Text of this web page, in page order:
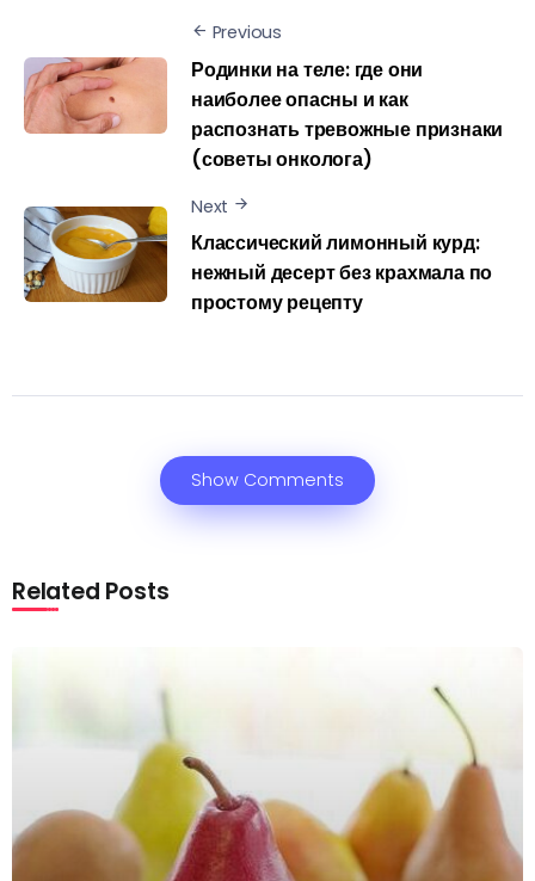
Previous
Родинки на теле: где они
наиболее опасны и как
распознать тревожные признаки
(советы онколога)
Next
Классический лимонный курд:
нежный десерт без крахмала по
простому рецепту
Show Comments
Related Posts